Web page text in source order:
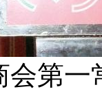
会第